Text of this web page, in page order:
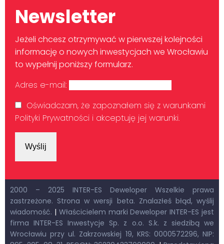
Newsletter
Jeżeli chcesz otrzymywać w pierwszej kolejności
informację o nowych inwestycjach we Wrocławiu
to wypełnij poniższy formularz.
Adres e-mail:
Oświadczam, że zapoznałem się z warunkami
Polityki Prywatności i akceptuję jej warunki.
2000 – 2025 INTER-ES Deweloper Wszelkie prawa
zastrzeżone. Strona w wersji beta. Znalazłeś błąd, wyślij
wiadomość. | Właścicielem marki Deweloper INTER-ES jest
firma INTER-ES Inwestycje Sp. z o.o. S.k. z siedzibą we
Wrocławiu przy ul. Zakrzowskiej 19, KRS: 0000572296, NIP: